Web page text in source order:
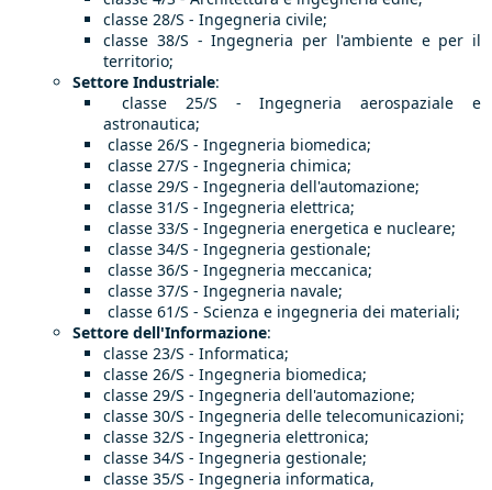
classe 28/S - Ingegneria civile;
classe 38/S - Ingegneria per l'ambiente e per il
territorio;
Settore Industriale:
classe 25/S - Ingegneria aerospaziale e
astronautica;
classe 26/S - Ingegneria biomedica;
classe 27/S - Ingegneria chimica;
classe 29/S - Ingegneria dell'automazione;
classe 31/S - Ingegneria elettrica;
classe 33/S - Ingegneria energetica e nucleare;
classe 34/S - Ingegneria gestionale;
classe 36/S - Ingegneria meccanica;
classe 37/S - Ingegneria navale;
classe 61/S - Scienza e ingegneria dei materiali;
Settore dell'Informazione:
classe 23/S - Informatica;
classe 26/S - Ingegneria biomedica;
classe 29/S - Ingegneria dell'automazione;
classe 30/S - Ingegneria delle telecomunicazioni;
classe 32/S - Ingegneria elettronica;
classe 34/S - Ingegneria gestionale;
classe 35/S - Ingegneria informatica,